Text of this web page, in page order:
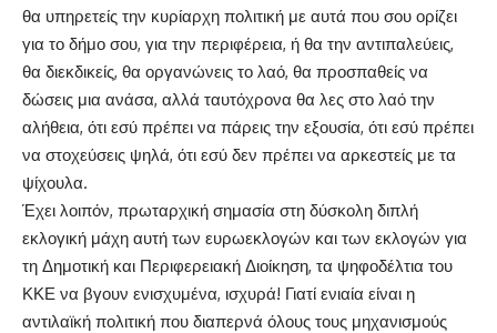
θα υπηρετείς την κυρίαρχη πολιτική με αυτά που σου ορίζει
για το δήμο σου, για την περιφέρεια, ή θα την αντιπαλεύεις,
θα διεκδικείς, θα οργανώνεις το λαό, θα προσπαθείς να
δώσεις μια ανάσα, αλλά ταυτόχρονα θα λες στο λαό την
αλήθεια, ότι εσύ πρέπει να πάρεις την εξουσία, ότι εσύ πρέπει
να στοχεύσεις ψηλά, ότι εσύ δεν πρέπει να αρκεστείς με τα
ψίχουλα.
Έχει λοιπόν, πρωταρχική σημασία στη δύσκολη διπλή
εκλογική μάχη αυτή των ευρωεκλογών και των εκλογών για
τη Δημοτική και Περιφερειακή Διοίκηση, τα ψηφοδέλτια του
ΚΚΕ να βγουν ενισχυμένα, ισχυρά! Γιατί ενιαία είναι η
αντιλαϊκή πολιτική που διαπερνά όλους τους μηχανισμούς